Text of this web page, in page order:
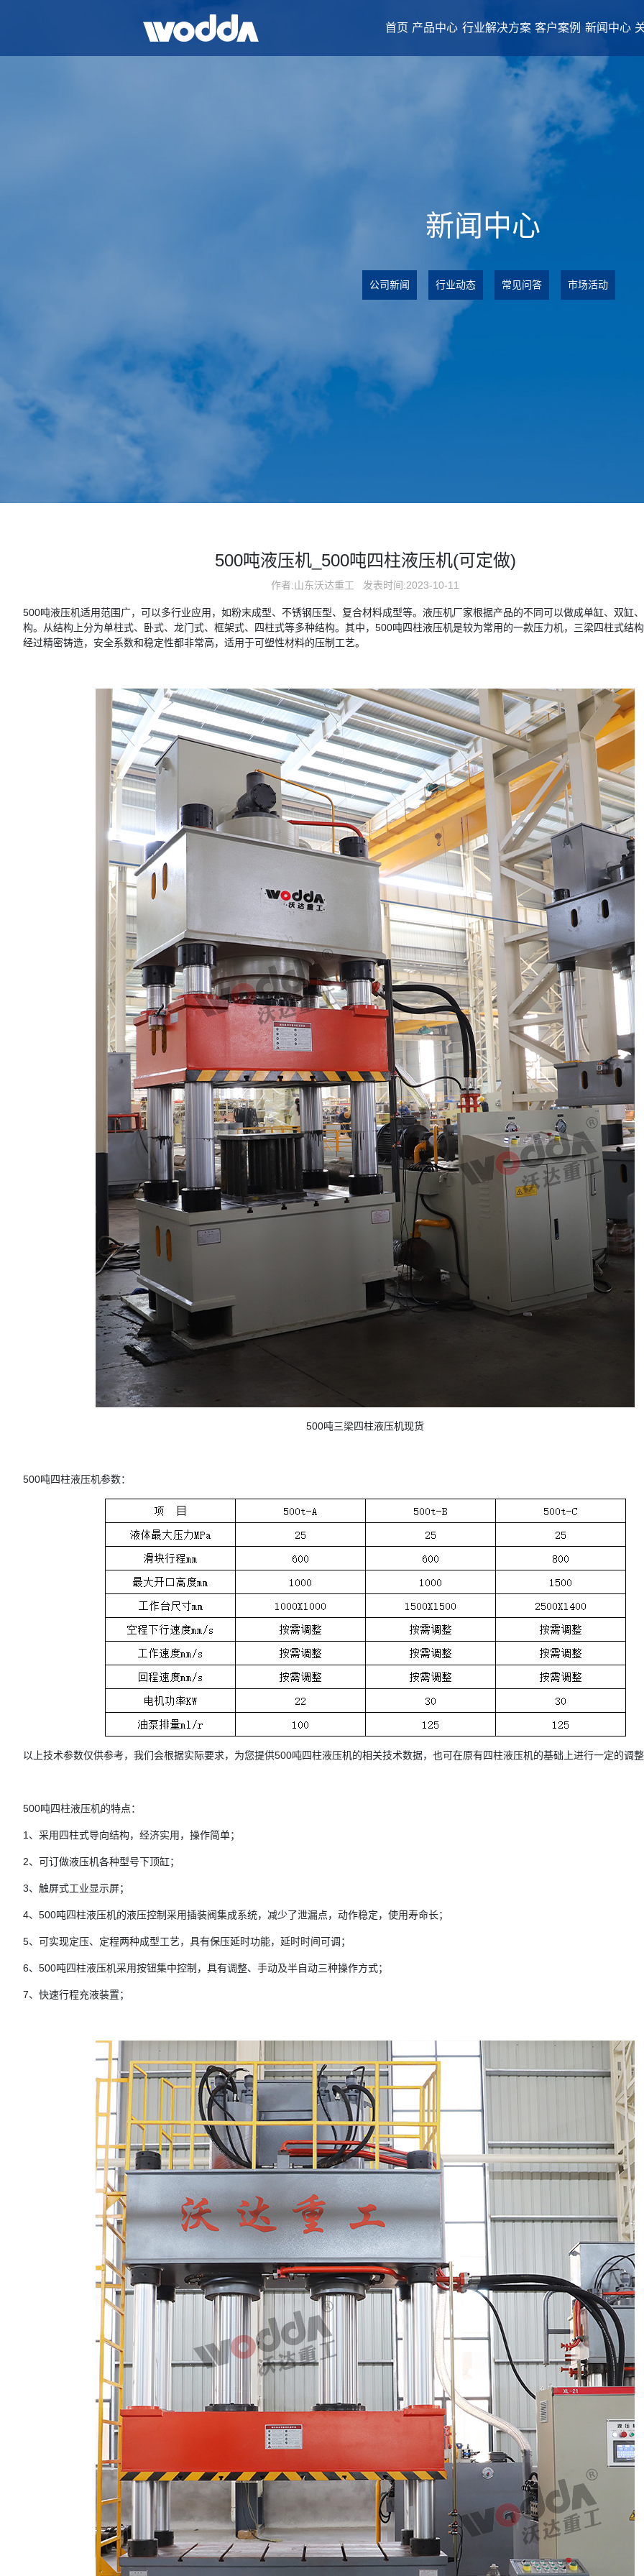
首页 产品中心 行业解决方案 客户案例 新闻中心
新闻中心
公司新闻 行业动态 常见问答 市场活动
500吨液压机_500吨四柱液压机(可定做)
作者:山东沃达重工 发表时间:2023-10-11
500吨液压机适用范围广，可以多行业应用，如粉末成型、不锈钢压型、复合材料成型等。液压机厂家根据产品的不同可以做成单缸、双缸
构。从结构上分为单柱式、卧式、龙门式、框架式、四柱式等多种结构。其中，500吨四柱液压机是较为常用的一款压力机，三梁四柱式结
经过精密铸造，安全系数和稳定性都非常高，适用于可塑性材料的压制工艺。
500吨三梁四柱液压机现货
500吨四柱液压机参数：
以上技术参数仅供参考，我们会根据实际要求，为您提供500吨四柱液压机的相关技术数据，也可在原有四柱液压机的基础上进行一定的调
500吨四柱液压机的特点：
1、采用四柱式导向结构，经济实用，操作简单；
2、可订做液压机各种型号下顶缸；
3、触屏式工业显示屏；
4、500吨四柱液压机的液压控制采用插装阀集成系统，减少了泄漏点，动作稳定，使用寿命长；
5、可实现定压、定程两种成型工艺，具有保压延时功能，延时时间可调；
6、500吨四柱液压机采用按钮集中控制，具有调整、手动及半自动三种操作方式；
7、快速行程充液装置；